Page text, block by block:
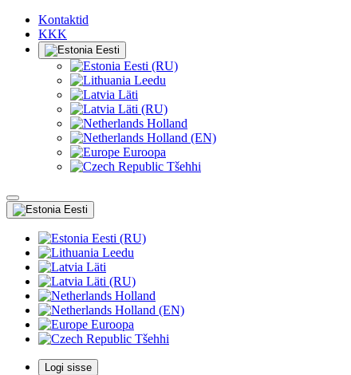
Kontaktid
KKK
Eesti
Eesti (RU)
Leedu
Läti
Läti (RU)
Holland
Holland (EN)
Euroopa
Tšehhi
Eesti
Eesti (RU)
Leedu
Läti
Läti (RU)
Holland
Holland (EN)
Euroopa
Tšehhi
Logi sisse